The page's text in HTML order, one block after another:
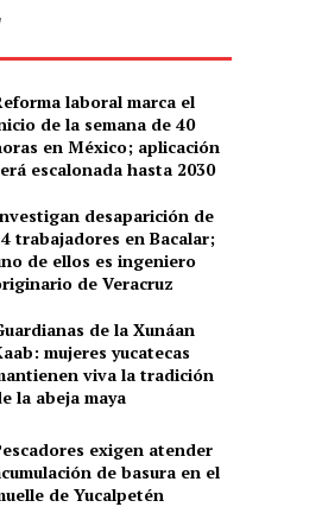
laboral marca el
de la semana de 40
en México; aplicación
escalonada hasta 2030
desaparición de
trabajadores en Bacalar;
de ellos es ingeniero
de Veracruz
de la Xunáan
mujeres yucatecas
viva la tradición
la abeja maya
exigen atender
de basura en el
de Yucalpetén